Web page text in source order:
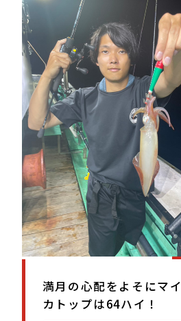
満月の心配をよそにマイ
カトップは64ハイ！